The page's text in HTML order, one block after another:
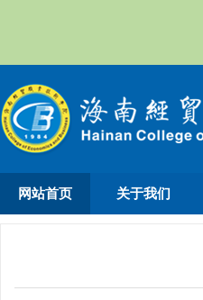
网站首页 关于我们